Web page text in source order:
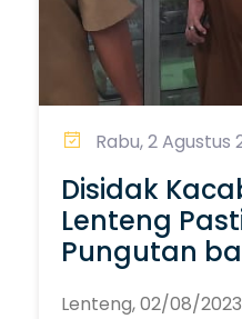
Rabu, 2 Agustus
Disidak
Lenteng
Pungutan
Lenteng, 02/08/